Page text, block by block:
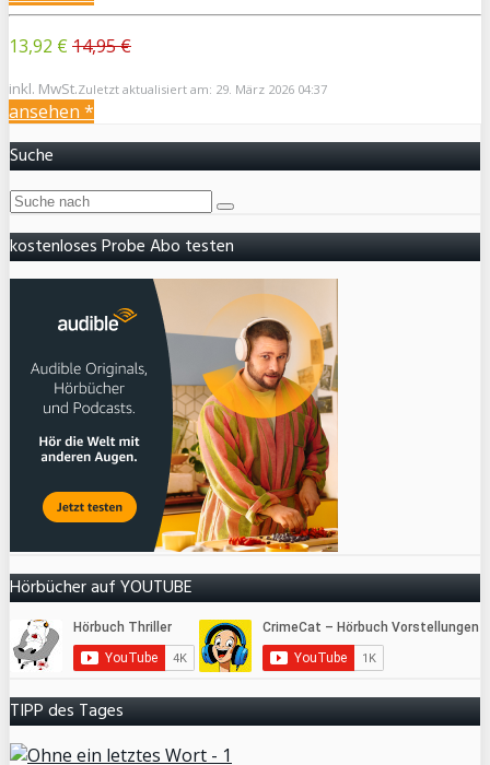
13,92 € 14,95 €
inkl. MwSt.Zuletzt aktualisiert am: 29. März 2026 04:37
ansehen *
Suche
kostenloses Probe Abo testen
Hörbücher auf YOUTUBE
TIPP des Tages